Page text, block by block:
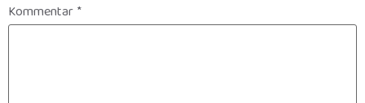
Kommentar*